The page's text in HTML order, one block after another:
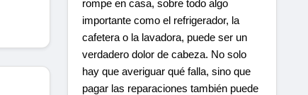
rompe en casa, sobre todo algo
importante como el refrigerador, la
cafetera o la lavadora, puede ser un
verdadero dolor de cabeza. No solo
hay que averiguar qué falla, sino que
pagar las reparaciones también puede